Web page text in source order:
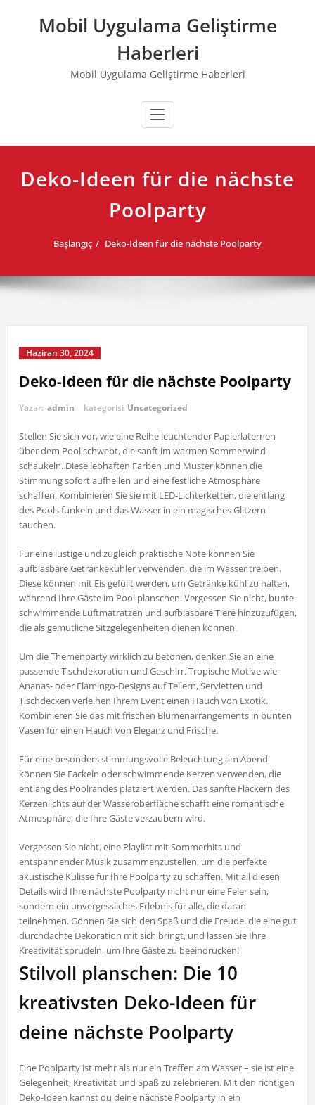
Mobil Uygulama Geliştirme
Haberleri
Mobil Uygulama Geliştirme Haberleri
Deko-Ideen für die nächste
Poolparty
Başlangıç Deko-Ideen für die nächste Poolparty
Haziran 30, 2024
Deko-Ideen für die nächste Poolparty
Yazar: admin kategorisi Uncategorized
Stellen Sie sich vor, wie eine Reihe leuchtender Papierlaternen
über dem Pool schwebt, die sanft im warmen Sommerwind
schaukeln. Diese lebhaften Farben und Muster können die
Stimmung sofort aufhellen und eine festliche Atmosphäre
schaffen. Kombinieren Sie sie mit LED-Lichterketten, die entlang
des Pools funkeln und das Wasser in ein magisches Glitzern
tauchen.
Für eine lustige und zugleich praktische Note können Sie
aufblasbare Getränkekühler verwenden, die im Wasser treiben.
Diese können mit Eis gefüllt werden, um Getränke kühl zu halten,
während Ihre Gäste im Pool planschen. Vergessen Sie nicht, bunte
schwimmende Luftmatratzen und aufblasbare Tiere hinzuzufügen,
die als gemütliche Sitzgelegenheiten dienen können.
Um die Themenparty wirklich zu betonen, denken Sie an eine
passende Tischdekoration und Geschirr. Tropische Motive wie
Ananas- oder Flamingo-Designs auf Tellern, Servietten und
Tischdecken verleihen Ihrem Event einen Hauch von Exotik.
Kombinieren Sie das mit frischen Blumenarrangements in bunten
Vasen für einen Hauch von Eleganz und Frische.
Für eine besonders stimmungsvolle Beleuchtung am Abend
können Sie Fackeln oder schwimmende Kerzen verwenden, die
entlang des Poolrandes platziert werden. Das sanfte Flackern des
Kerzenlichts auf der Wasseroberfläche schafft eine romantische
Atmosphäre, die Ihre Gäste verzaubern wird.
Vergessen Sie nicht, eine Playlist mit Sommerhits und
entspannender Musik zusammenzustellen, um die perfekte
akustische Kulisse für Ihre Poolparty zu schaffen. Mit all diesen
Details wird Ihre nächste Poolparty nicht nur eine Feier sein,
sondern ein unvergessliches Erlebnis für alle, die daran
teilnehmen. Gönnen Sie sich den Spaß und die Freude, die eine gut
durchdachte Dekoration mit sich bringt, und lassen Sie Ihre
Kreativität sprudeln, um Ihre Gäste zu beeindrucken!
Stilvoll planschen: Die 10
kreativsten Deko-Ideen für
deine nächste Poolparty
Eine Poolparty ist mehr als nur ein Treffen am Wasser – sie ist eine
Gelegenheit, Kreativität und Spaß zu zelebrieren. Mit den richtigen
Deko-Ideen kannst du deine nächste Poolparty in ein